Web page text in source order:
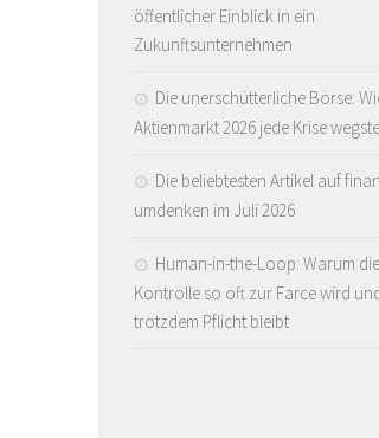
öffentlicher Einblick in ein
Zukunftsunternehmen
Die unerschütterliche Börse:
Aktienmarkt 2026 jede Krise
Die beliebtesten Artikel auf
umdenken im Juli 2026
Human-in-the-Loop: Warum
Kontrolle so oft zur Farce wird
trotzdem Pflicht bleibt